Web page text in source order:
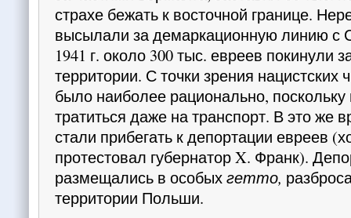
страхе бежать к восточной границе.
высылали за демаркационную линию
1941 г. около 300 тыс. евреев покинули
территории. С точки зрения нацистских
было наиболее рационально,
тратиться даже на транспорт. В это же
стали прибегать к депортации евреев
про­тестовал губернатор X. Франк).
разме­щались в особыхгетто,
территории Польши.